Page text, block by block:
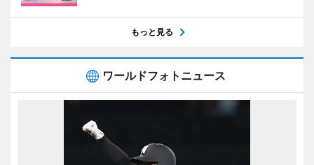
もっと見る
ワールドフォトニュース